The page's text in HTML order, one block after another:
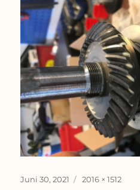
Veröffentlicht
Juni 30, 2021 Originalgröße
2016 × 1512